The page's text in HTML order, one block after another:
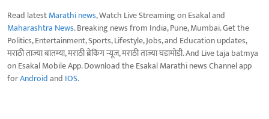
Read latestMarathi news, Watch Live Streaming on Esakal and
Maharashtra News. Breaking news from India, Pune, Mumbai. Get the
Politics, Entertainment, Sports, Lifestyle, Jobs, and Education updates,
मराठी ताज्या बातम्या, मराठी ब्रेकिंग न्यूज, मराठी ताज्या घडामोडी. And Live taja batmya
on Esakal Mobile App. Download the Esakal Marathi news Channel app
forAndroidand IOS.